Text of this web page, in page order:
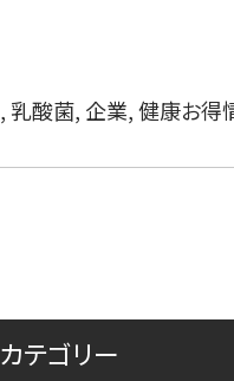
, 乳酸菌, 企業,健康お得
カテゴリー